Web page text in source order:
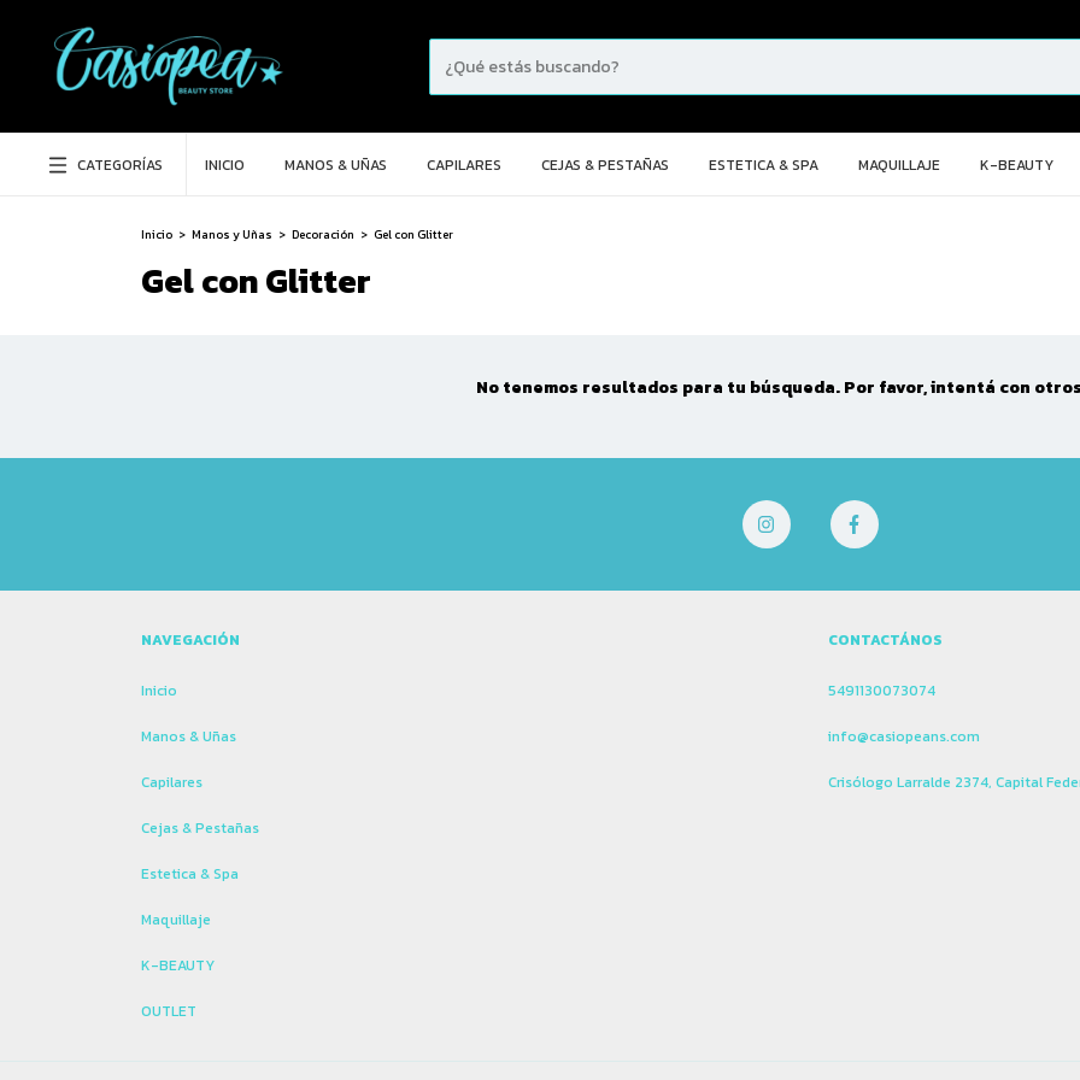
CATEGORÍAS INICIO MANOS & UÑAS CAPILARES CEJAS & PESTAÑAS ESTETICA & SPA MAQUILLAJE K-BEAUTY
Inicio > Manos y Uñas > Decoración > Gel con Glitter
Gel con Glitter
No tenemos resultados para tu búsqueda. Por favor, intentá con
NAVEGACIÓN
Inicio
Manos & Uñas
Capilares
Cejas & Pestañas
Estetica & Spa
Maquillaje
K-BEAUTY
OUTLET
CONTACTÁNOS
5491130073074
info@casiopeans.com
Crisólogo Larralde 2374, Capital